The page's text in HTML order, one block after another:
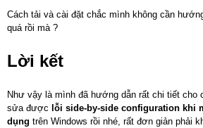
Cách tải và cài đặt chắc mình không cần
quá rồi mà ?
Lời kết
Như vậy là mình đã hướng dẫn rất chi tiết cho
sửa được lỗi side-by-side configuration khi
dụng trên Windows rồi nhé, rất đơn giản phải